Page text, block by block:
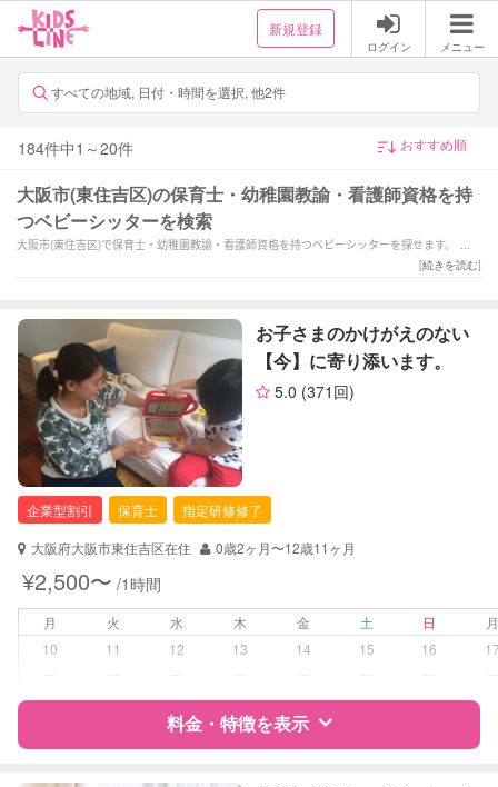
新規登録
ログイン メニュー
すべての地域, 日付・時間を選択, 他2件
184件中1 ～20件
大阪市(東住吉区)の保育士・幼稚園教諭・看護師資格を持
つベビーシッターを検索
大阪市(東住吉区)で保育士・幼稚園教諭・看護師資格を持つベビーシッターを探せます。「保
育歴13年。1児の母です。季節の製作やお外の運動遊びもお任せ下さい‼︎」「赤ちゃんならお
す。大阪市(東住吉区)で様々なスキルを持ったサポーターの中から、ご予算や依頼内容に合わ
せて選んでいただけます。
[続きを読む]
お子さまのかけがえのない
【今】に寄り添います。
5.0 (371回)
企業型割引 保育士
指定研修修了
大阪府大阪市東住吉区在住
0歳2ヶ月〜12歳11ヶ月
¥2,500〜 /1時間
月 火 水 木 金 土 日
10
11 12 13 14 15 16
料金・特徴を表示